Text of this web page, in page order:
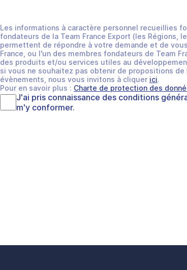
Les informations à caractère personnel recueillies
fondateurs de la Team France Export (les Régions,
permettent de répondre à votre demande et de
France, ou l'un des membres fondateurs de Team
des produits et/ou services utiles au
si vous ne souhaitez pas obtenir de propositions de
évènements, nous vous invitons à cliquer ici.
Pour en savoir plus : Charte de protection des
J'ai pris connaissance des conditions
m'y conformer.